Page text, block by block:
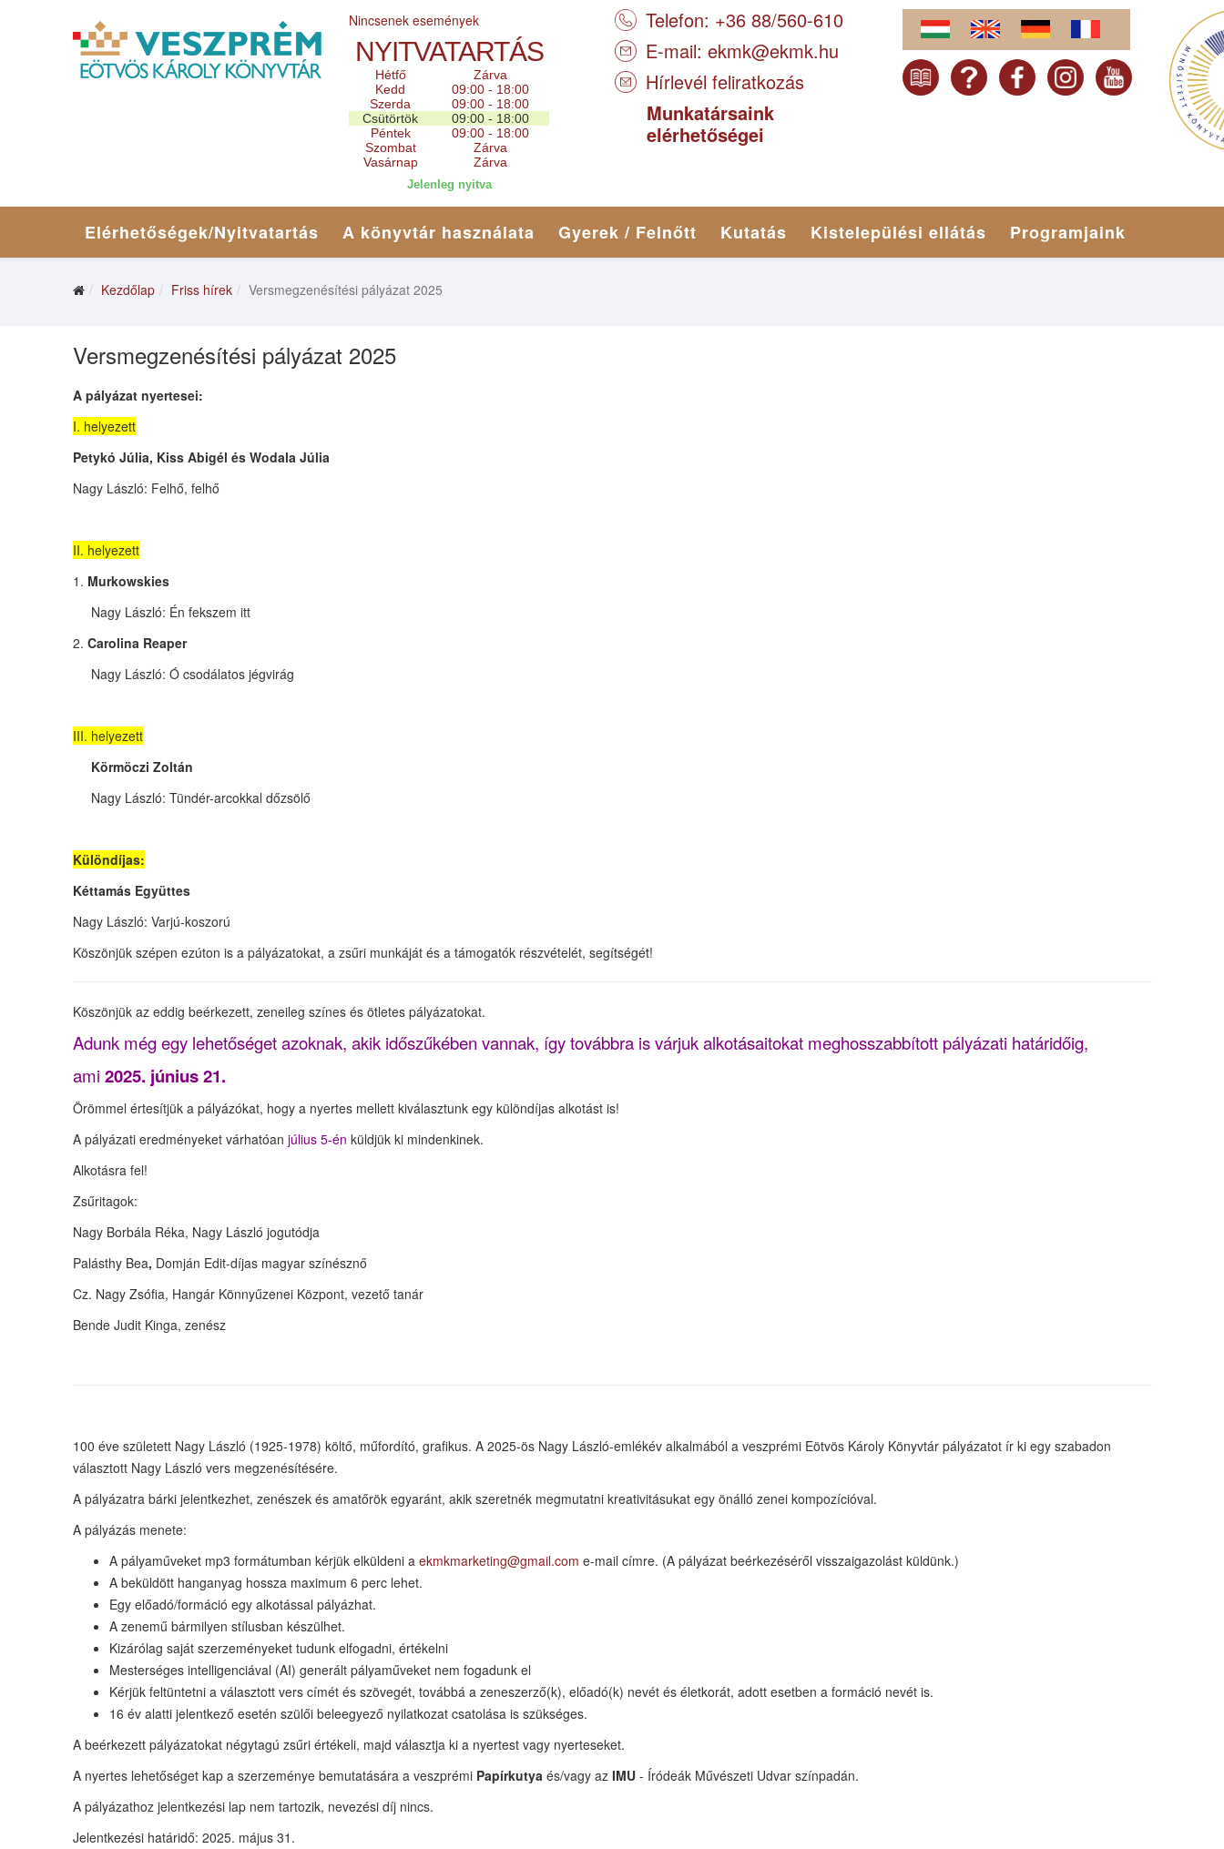
Nincsenek események
NYITVATARTÁS
Hétfő
Zárva
Kedd
09:00 - 18:00
Szerda
09:00 - 18:00
Csütörtök
09:00 - 18:00
Péntek
09:00 - 18:00
Szombat
Zárva
Vasárnap
Zárva
Jelenleg nyitva
Telefon: +36 88/560-610
E-mail: ekmk@ekmk.hu
Hírlevél feliratkozás
Munkatársaink
elérhetőségei
Elérhetőségek/Nyitvatartás A könyvtár használata Gyerek / Felnőtt Kutatás Kistelepülési ellátás Programjaink
Kezdőlap Friss hírek Versmegzenésítési pályázat 2025
Versmegzenésítési pályázat 2025
A pályázat nyertesei:
I. helyezett
Petykó Júlia, Kiss Abigél és Wodala Júlia
Nagy László: Felhő, felhő
II. helyezett
1. Murkowskies
Nagy László: Én fekszem itt
2. Carolina Reaper
Nagy László: Ó csodálatos jégvirág
III. helyezett
Körmöczi Zoltán
Nagy László: Tündér-arcokkal dőzsölő
Különdíjas:
Kéttamás Együttes
Nagy László: Varjú-koszorú
Köszönjük szépen ezúton is a pályázatokat, a zsűri munkáját és a támogatók részvételét, segítségét!
Köszönjük az eddig beérkezett, zeneileg színes és ötletes pályázatokat.
Adunk még egy lehetőséget azoknak, akik időszűkében vannak, így továbbra is várjuk alkotásaitokat meghosszabbított pályázati határidőig,
ami 2025. június 21.
Örömmel értesítjük a pályázókat, hogy a nyertes mellett kiválasztunk egy különdíjas alkotást is!
A pályázati eredményeket várhatóan július 5-én küldjük ki mindenkinek.
Alkotásra fel!
Zsűritagok:
Nagy Borbála Réka, Nagy László jogutódja
Palásthy Bea, Domján Edit-díjas magyar színésznő
Cz. Nagy Zsófia, Hangár Könnyűzenei Központ, vezető tanár
Bende Judit Kinga, zenész
100 éve született Nagy László (1925-1978) költő, műfordító, grafikus. A 2025-ös Nagy László-emlékév alkalmából a veszprémi Eötvös Károly Könyvtár pályázatot ír ki egy szabadon
választott Nagy László vers megzenésítésére.
A pályázatra bárki jelentkezhet, zenészek és amatőrök egyaránt, akik szeretnék megmutatni kreativitásukat egy önálló zenei kompozícióval.
A pályázás menete:
A pályaműveket mp3 formátumban kérjük elküldeni a ekmkmarketing@gmail.com e-mail címre. (A pályázat beérkezéséről visszaigazolást küldünk.)
A beküldött hanganyag hossza maximum 6 perc lehet.
Egy előadó/formáció egy alkotással pályázhat.
A zenemű bármilyen stílusban készülhet.
Kizárólag saját szerzeményeket tudunk elfogadni, értékelni
Mesterséges intelligenciával (AI) generált pályaműveket nem fogadunk el
Kérjük feltüntetni a választott vers címét és szövegét, továbbá a zeneszerző(k), előadó(k) nevét és életkorát, adott esetben a formáció nevét is.
16 év alatti jelentkező esetén szülői beleegyező nyilatkozat csatolása is szükséges.
A beérkezett pályázatokat négytagú zsűri értékeli, majd választja ki a nyertest vagy nyerteseket.
A nyertes lehetőséget kap a szerzeménye bemutatására a veszprémi Papírkutyaés/vagy az IMU- Íródeák Művészeti Udvar színpadán.
A pályázathoz jelentkezési lap nem tartozik, nevezési díj nincs.
Jelentkezési határidő: 2025. május 31.